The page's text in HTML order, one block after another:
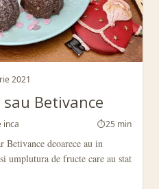
2021
Betivance
inca ⏱25 min
deoarece au in
umplutura de fructe care au stat